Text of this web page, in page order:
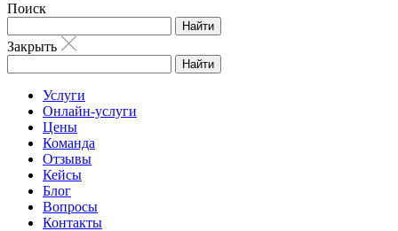
Поиск
Найти
Закрыть
Найти
Услуги
Онлайн-услуги
Цены
Команда
Отзывы
Кейсы
Блог
Вопросы
Контакты